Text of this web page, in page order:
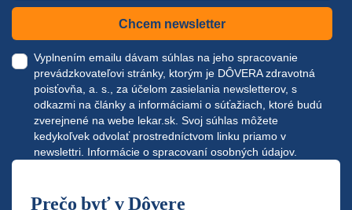
Chcem newsletter
Vyplnením emailu dávam súhlas na jeho spracovanie
prevádzkovateľovi stránky, ktorým je DÔVERA zdravotná
poisťovňa, a. s., za účelom zasielania newsletterov, s
odkazmi na články a informáciami o súťažiach, ktoré budú
zverejnené na webe lekar.sk. Svoj súhlas môžete
kedykoľvek odvolať prostredníctvom linku priamo v
newslettri. Informácie o spracovaní osobných údajov.
Prečo byť v Dôvere